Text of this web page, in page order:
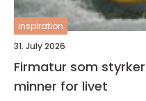
inspiration
31. July 2026
Firmatur som
minner for livet